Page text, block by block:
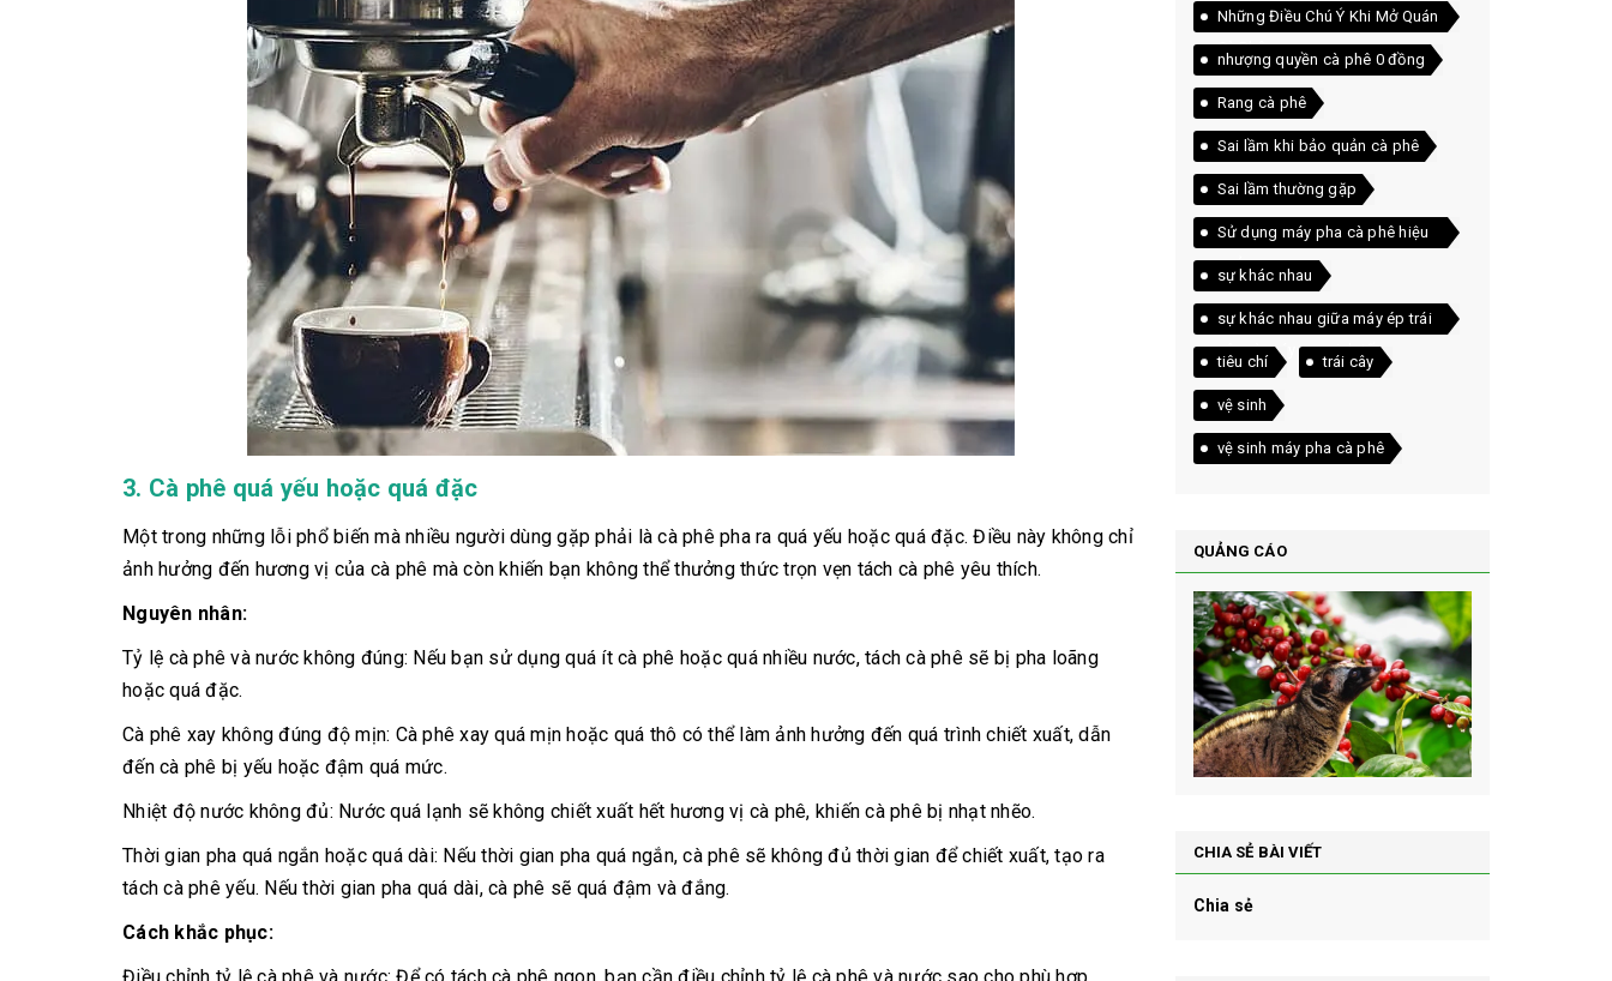
3. Cà phê quá yếu hoặc quá đặc
Một trong những lỗi phổ biến mà nhiều người dùng gặp phải là cà phê pha ra quá yếu hoặc quá đặc. Điều này không chỉ
ảnh hưởng đến hương vị của cà phê mà còn khiến bạn không thể thưởng thức trọn vẹn tách cà phê yêu thích.
Nguyên nhân:
Tỷ lệ cà phê và nước không đúng: Nếu bạn sử dụng quá ít cà phê hoặc quá nhiều nước, tách cà phê sẽ bị pha loãng
hoặc quá đặc.
Cà phê xay không đúng độ mịn: Cà phê xay quá mịn hoặc quá thô có thể làm ảnh hưởng đến quá trình chiết xuất, dẫn
đến cà phê bị yếu hoặc đậm quá mức.
Nhiệt độ nước không đủ: Nước quá lạnh sẽ không chiết xuất hết hương vị cà phê, khiến cà phê bị nhạt nhẽo.
Thời gian pha quá ngắn hoặc quá dài: Nếu thời gian pha quá ngắn, cà phê sẽ không đủ thời gian để chiết xuất, tạo ra
tách cà phê yếu. Nếu thời gian pha quá dài, cà phê sẽ quá đậm và đắng.
Cách khắc phục:
Những Điều Chú Ý Khi Mở Quán
Cà Phê
nhượng quyền cà phê 0 đồng
Rang cà phê
Sai lầm khi bảo quản cà phê
Sai lầm thường gặp
Sử dụng máy pha cà phê hiệu
quả
sự khác nhau
sự khác nhau giữa máy ép trái
cây và máy xay sinh tố
tiêu chí trái cây
vệ sinh
vệ sinh máy pha cà phê
QUẢNG CÁO
CHIA SẺ BÀI VIẾT
Chia sẻ